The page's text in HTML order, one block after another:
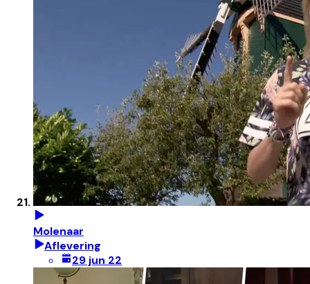
Molenaar
Aflevering
29 jun 22